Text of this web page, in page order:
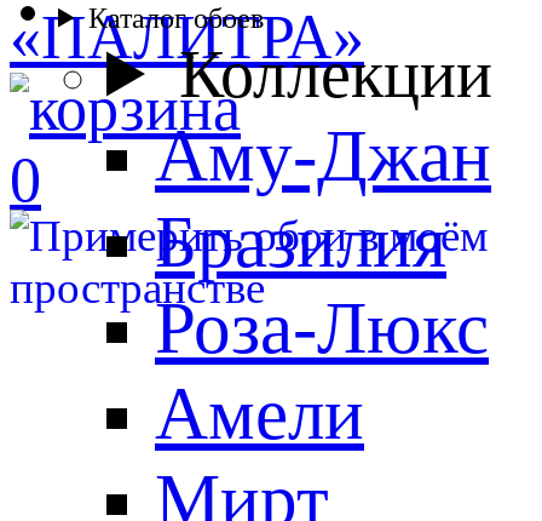
0
Каталог обоев
Коллекции
Аму-Джан
Бразилия
Роза-Люкс
Амели
Мирт